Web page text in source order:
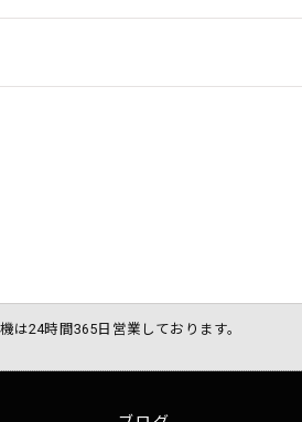
は24時間365日営業しております。